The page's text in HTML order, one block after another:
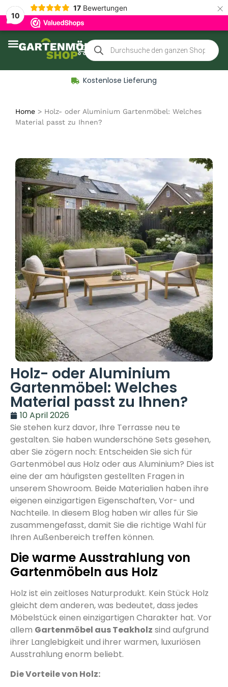
10
17 Bewertungen ×
Kostenlose Lieferung
Home > Holz- oder Aluminium Gartenmöbel: Welches
Material passt zu Ihnen?
Holz- oder Aluminium
Gartenmöbel: Welches
Material passt zu Ihnen?
10 April 2026
Sie stehen kurz davor, Ihre Terrasse neu te
gestalten. Sie haben wunderschöne Sets gesehen,
aber Sie zögern noch: Entscheiden Sie sich für
Gartenmöbel aus Holz oder aus Aluminium? Dies ist
eine der am häufigsten gestellten Fragen in
unserem Showroom. Beide Materialien haben ihre
eigenen einzigartigen Eigenschaften, Vor- und
Nachteile. In diesem Blog haben wir alles für Sie
zusammengefasst, damit Sie die richtige Wahl für
Ihren Außenbereich treffen können.
Die warme Ausstrahlung von
Gartenmöbeln aus Holz
Holz ist ein zeitloses Naturprodukt. Kein Stück Holz
gleicht dem anderen, was bedeutet, dass jedes
Möbelstück einen einzigartigen Charakter hat. Vor
allem Gartenmöbel aus Teakholz sind aufgrund
ihrer Langlebigkeit und ihrer warmen, luxuriösen
Ausstrahlung enorm beliebt.
Die Vorteile von Holz: